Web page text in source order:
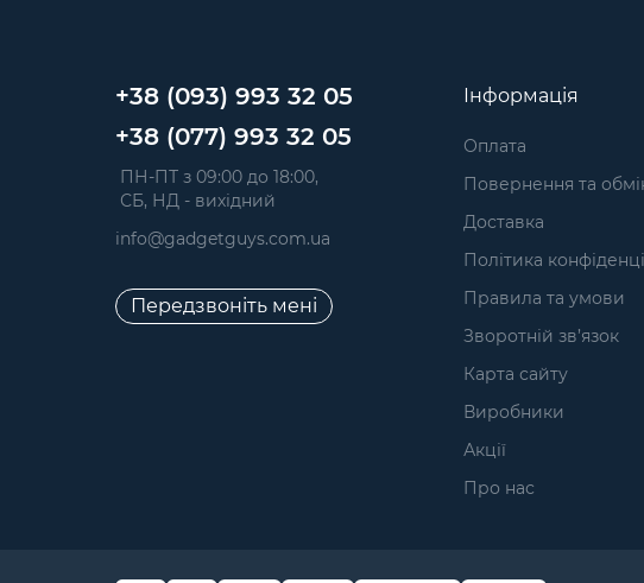
+38 (093) 993 32 05
+38 (077) 993 32 05
ПН-ПТ з 09:00 до 18:00,
СБ, НД - вихідний
info@gadgetguys.com.ua
Передзвоніть мені
Інформація
Оплата
Повернення та
Доставка
Політика
Правила та умови
Зворотній зв’язок
Карта сайту
Виробники
Акції
Про нас